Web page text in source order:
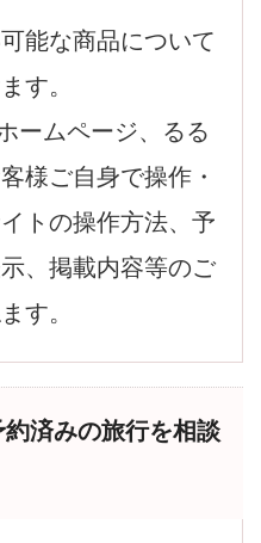
能な商品について
す。
ームページ、るる
様ご自身で操作・
トの操作方法、予
、掲載内容等のご
す。
済みの旅行を相談